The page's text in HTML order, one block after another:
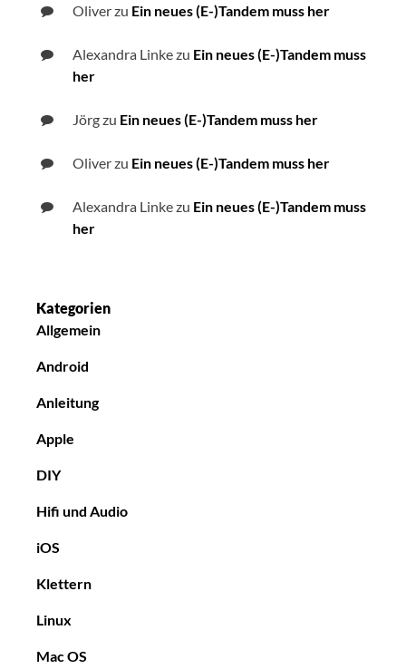
Oliverzu Ein neues (E-)Tandem muss her
Alexandra Linkezu Ein neues (E-)Tandem muss
her
Jörgzu Ein neues (E-)Tandem muss her
Oliverzu Ein neues (E-)Tandem muss her
Alexandra Linkezu Ein neues (E-)Tandem muss
her
Kategorien
Allgemein
Android
Anleitung
Apple
DIY
Hifi und Audio
iOS
Klettern
Linux
Mac OS